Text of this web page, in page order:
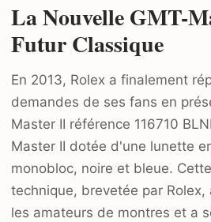
La Nouvelle GMT-
Futur Classique
En 2013, Rolex a finalement
demandes de ses fans en
Master II référence 116710
Master II dotée d'une lunette
monobloc, noire et bleue.
technique, brevetée par
les amateurs de montres et a